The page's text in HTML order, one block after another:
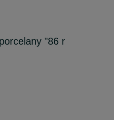
"86 r